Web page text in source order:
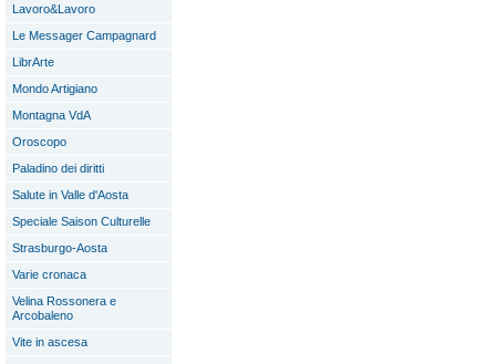
Lavoro&Lavoro
Le Messager Campagnard
LibrArte
Mondo Artigiano
Montagna VdA
Oroscopo
Paladino dei diritti
Salute in Valle d'Aosta
Speciale Saison Culturelle
Strasburgo-Aosta
Varie cronaca
Velina Rossonera e
Arcobaleno
Vite in ascesa